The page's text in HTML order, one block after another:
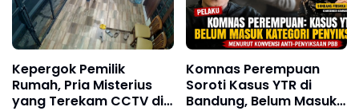
Kepergok Pemilik
Rumah, Pria Misterius
yang Terekam CCTV di
Komnas Perempuan
Soroti Kasus YTR di
Bandung, Belum Masuk